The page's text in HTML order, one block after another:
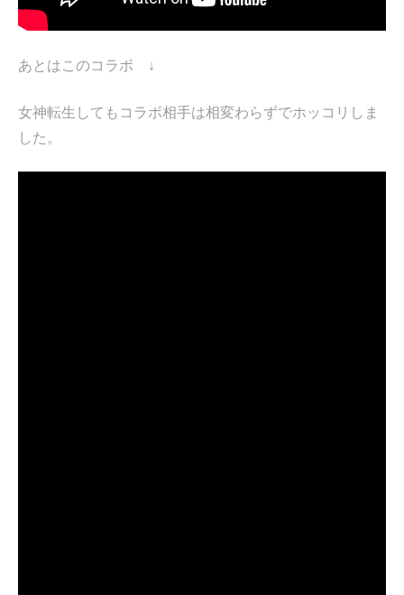
あとはこのコラボ ↓
女神転生してもコラボ相手は相変わらずでホッコリしま
した。